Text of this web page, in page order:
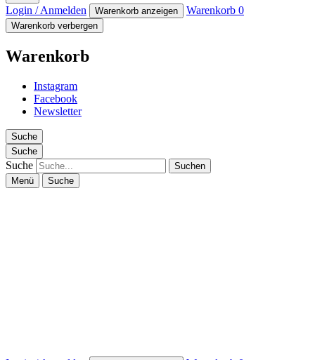
Login / Anmelden Warenkorb anzeigen Warenkorb 0
Warenkorb verbergen
Warenkorb
Instagram
Facebook
Newsletter
Suche
Suche
Suche
Menü Suche